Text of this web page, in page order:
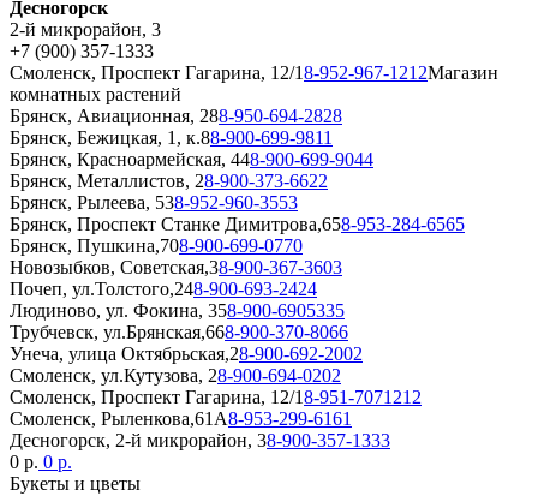
Десногорск
2-й микрорайон, 3
+7 (900) 357-1333
Смоленск, Проспект Гагарина, 12/18-952-967-1212Магазин
комнатных растений
Брянск, Авиационная, 288-950-694-2828
Брянск, Бежицкая, 1, к.88-900-699-9811
Брянск, Красноармейская, 448-900-699-9044
Брянск, Металлистов, 28-900-373-6622
Брянск, Рылеева, 538-952-960-3553
Брянск, Проспект Станке Димитрова,658-953-284-6565
Брянск, Пушкина,708-900-699-0770
Новозыбков, Советская,38-900-367-3603
Почеп, ул.Толстого,248-900-693-2424
Людиново, ул. Фокина, 358-900-6905335
Трубчевск, ул.Брянская,668-900-370-8066
Унеча, улица Октябрьская,28-900-692-2002
Смоленск, ул.Кутузова, 28-900-694-0202
Смоленск, Проспект Гагарина, 12/18-951-7071212
Смоленск, Рыленкова,61А8-953-299-6161
Десногорск, 2-й микрорайон, 38-900-357-1333
0 р. 0 р.
Букеты и цветы